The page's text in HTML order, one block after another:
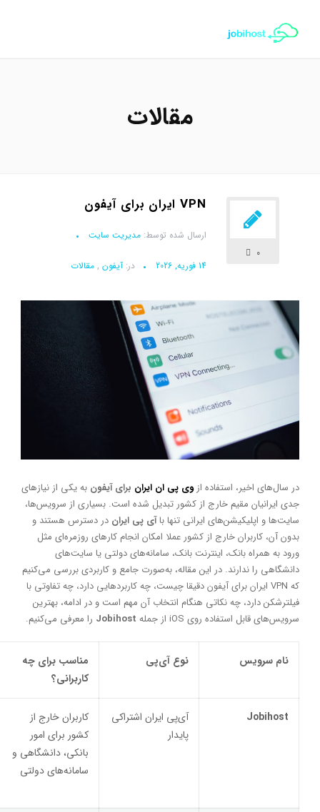
مقالات
0
VPN ایران برای آیفون
ارسال شده توسط: مدیریت سایت
14 فوریه, 2026 در: آیفون , مقالات
در سال‌های اخیر، استفاده ازوی پی ان ایران برای آیفون به یکی از نیازهای
جدی ایرانیان مقیم خارج از کشور تبدیل شده است. بسیاری از سرویس‌ها،
سایت‌ها و اپلیکیشن‌های ایرانی تنها باآی پی ایران در دسترس هستند و
بدون آن، کاربران خارج از کشور عملا امکان انجام کارهای روزمره‌ای مثل
ورود به همراه بانک، اینترنت بانک، سامانه‌های دولتی یا سایت‌های
دانشگاهی را ندارند. در این مقاله، به‌صورت جامع و کاربردی بررسی می‌کنیم
که VPN ایران برای آیفون دقیقا چیست، چه کاربردهایی دارد، چه تفاوتی با
فیلترشکن دارد، چه نکاتی هنگام انتخاب آن مهم است و در ادامه، بهترین
سرویس‌های قابل استفاده روی iOS از جمله
Jobihost را معرفی می‌کنیم.
نام سرویس نوع آی‌پی
مناسب برای چه
کاربرانی؟
Jobihost
آی‌پی ایران اشتراکی
پایدار
کاربران خارج از
کشور برای امور
بانکی، دانشگاهی و
سامانه‌های دولتی